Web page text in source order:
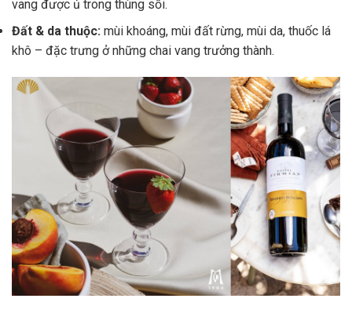
vang được ủ trong thùng sồi.
Đất & da thuộc: mùi khoáng, mùi đất rừng, mùi da, thuốc lá
khô – đặc trưng ở những chai vang trưởng thành.